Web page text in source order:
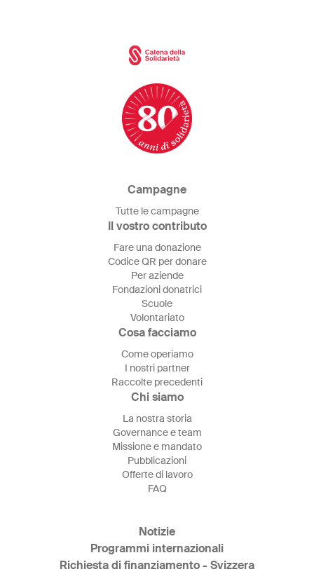
Campagne
Tutte le campagne
Il vostro contributo
Fare una donazione
Codice QR per donare
Per aziende
Fondazioni donatrici
Scuole
Volontariato
Cosa facciamo
Come operiamo
I nostri partner
Raccolte precedenti
Chi siamo
La nostra storia
Governance e team
Missione e mandato
Pubblicazioni
Offerte di lavoro
FAQ
Notizie
Programmi internazionali
Richiesta di finanziamento - Svizzera